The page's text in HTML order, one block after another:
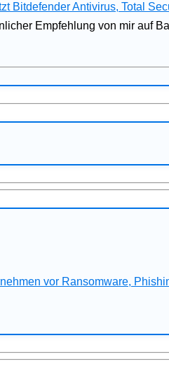
Bitdefender Antivirus, Total
Empfehlung von mir auf
vor Ransomware,